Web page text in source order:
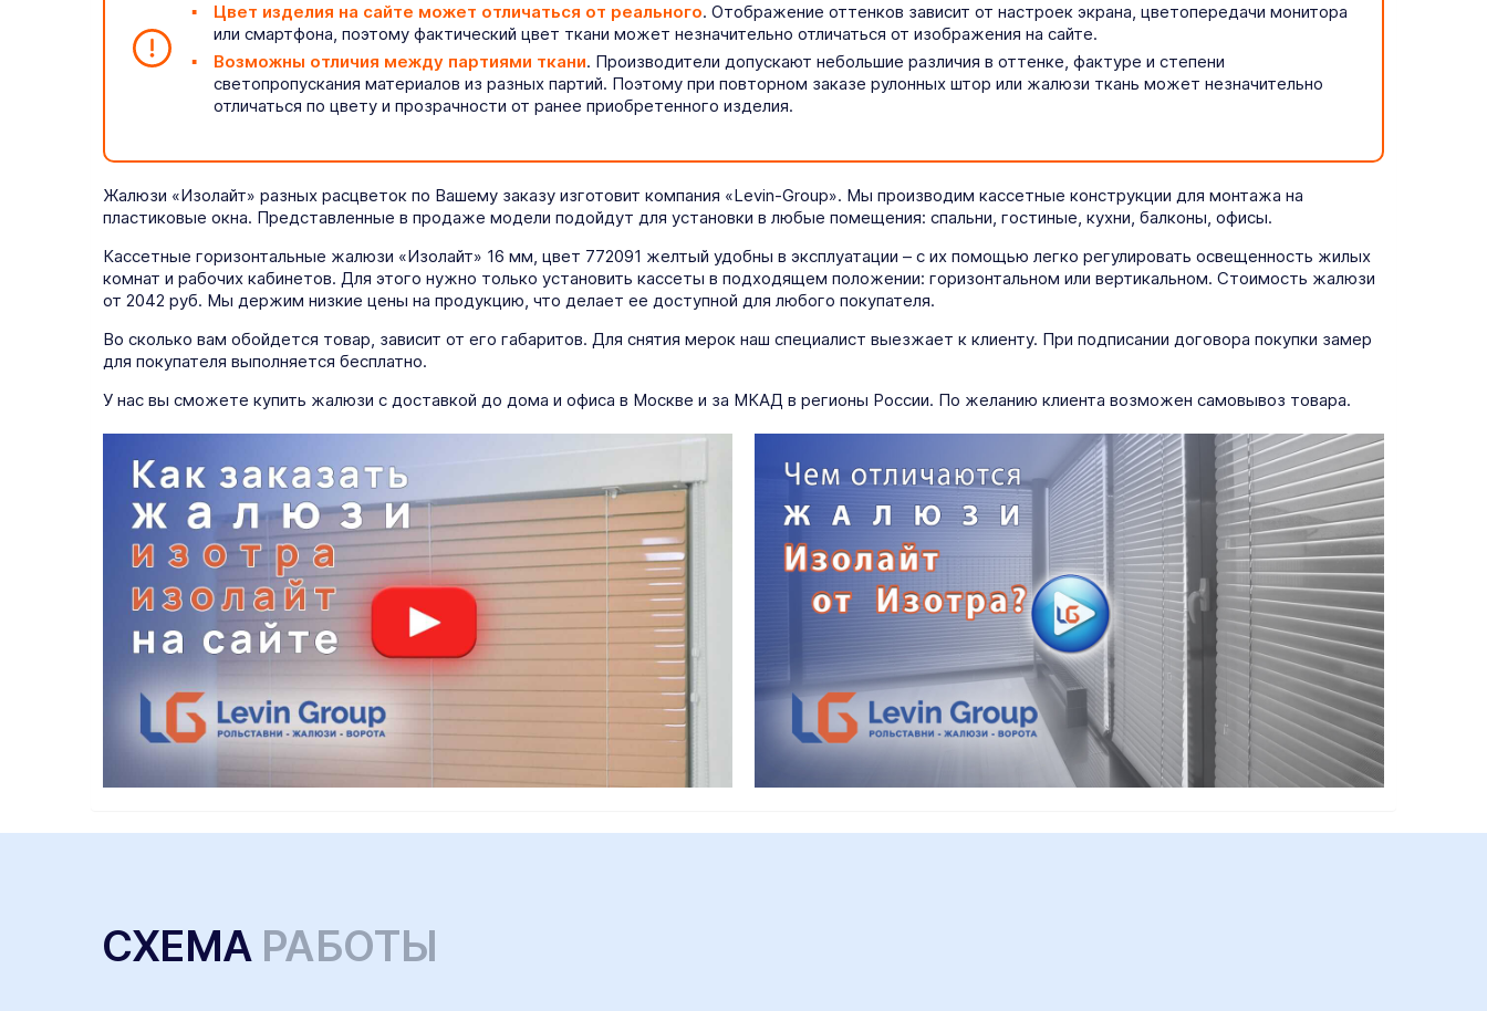
Цвет изделия на сайте может отличаться от реального. Отображение оттенков зависит от настроек экрана, цветопередачи монитора
или смартфона, поэтому фактический цвет ткани может незначительно отличаться от изображения на сайте.
Возможны отличия между партиями ткани. Производители допускают небольшие различия в оттенке, фактуре и степени
светопропускания материалов из разных партий. Поэтому при повторном заказе рулонных штор или жалюзи ткань может незначительно
отличаться по цвету и прозрачности от ранее приобретенного изделия.
Жалюзи «Изолайт» разных расцветок по Вашему заказу изготовит компания «Levin-Group». Мы производим кассетные конструкции для монтажа на
пластиковые окна. Представленные в продаже модели подойдут для установки в любые помещения: спальни, гостиные, кухни, балконы, офисы.
Кассетные горизонтальные жалюзи «Изолайт» 16 мм, цвет 772091 желтый удобны в эксплуатации – с их помощью легко регулировать освещенность жилых
комнат и рабочих кабинетов. Для этого нужно только установить кассеты в подходящем положении: горизонтальном или вертикальном. Стоимость жалюзи
от 2042 руб. Мы держим низкие цены на продукцию, что делает ее доступной для любого покупателя.
Во сколько вам обойдется товар, зависит от его габаритов. Для снятия мерок наш специалист выезжает к клиенту. При подписании договора покупки замер
для покупателя выполняется бесплатно.
У нас вы сможете купить жалюзи с доставкой до дома и офиса в Москве и за МКАД в регионы России. По желанию клиента возможен самовывоз товара.
СХЕМА РАБОТЫ